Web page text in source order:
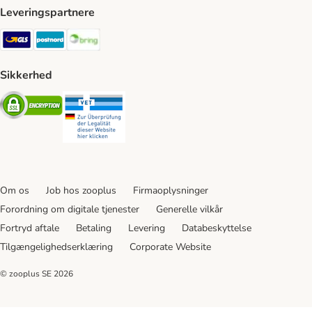
Leveringspartnere
GLS Shipping Method
Postnord Shipping Method
Sikkerhed
Security
Om os Job hos zooplus
Firmaoplysninger
Forordning om digitale tjenester
Generelle vilkår
Fortryd aftale
Betaling Levering
Databeskyttelse
Tilgængelighedserklæring
Corporate Website
© zooplus SE 2026